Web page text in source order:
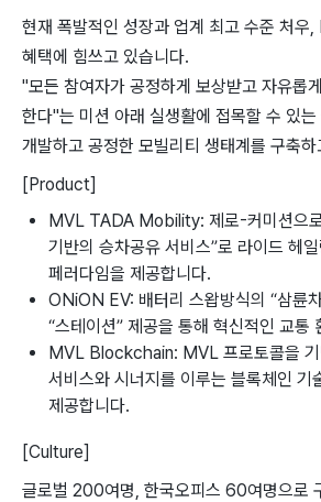
현재 폭발적인 성장과 업계 최고 수준 처우
혜택에 힘쓰고 있습니다.
"모든 참여자가 공정하게 보상받고 자유롭
한다"는 미션 아래 실생활에 접목할 수 있
개발하고 공정한 모빌리티 생태계를 구축
[Product]
MVL TADA Mobility: 제로-커미션으
기반의 승차공유 서비스”로 라이드 헤
페러다임을 제공합니다.
ONiON EV: 배터리 스왑방식의 “삼륜
“스테이션” 제공을 통해 혁신적인 교통
MVL Blockchain: MVL 프로토콜을 기
서비스와 시너지를 이루는 블록체인 기
제공합니다.
[Culture]
글로벌 200여명, 한국오피스 60여명으로